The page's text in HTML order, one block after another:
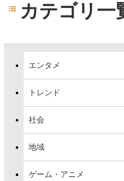
カテゴリ一
エンタメ
トレンド
社会
地域
ゲーム・アニメ